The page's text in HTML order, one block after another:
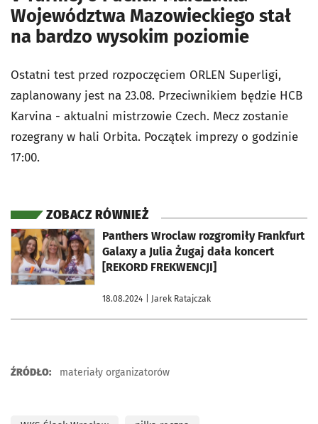
Województwa Mazowieckiego stał
na bardzo wysokim poziomie
Ostatni test przed rozpoczęciem ORLEN Superligi,
zaplanowany jest na 23.08. Przeciwnikiem będzie HCB
Karvina - aktualni mistrzowie Czech. Mecz zostanie
rozegrany w hali Orbita. Początek imprezy o godzinie
17:00.
ZOBACZ RÓWNIEŻ
Panthers Wroclaw rozgromiły Frankfurt
Galaxy a Julia Żugaj dała koncert
[REKORD FREKWENCJI]
18.08.2024 | Jarek Ratajczak
otworzy się w nowej karcie
ŹRÓDŁO: materiały organizatorów